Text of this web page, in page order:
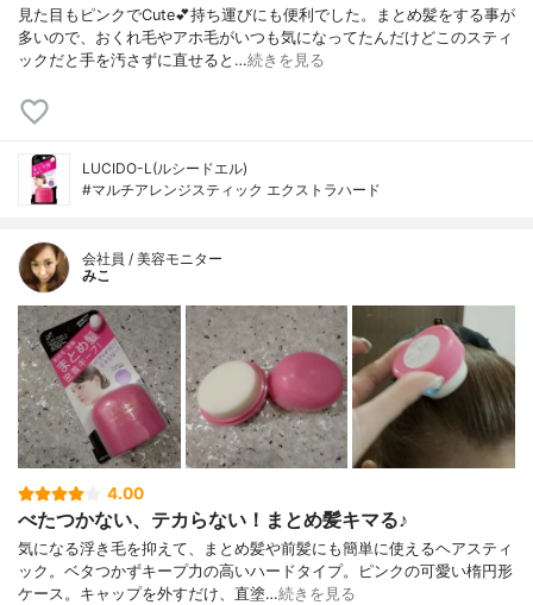
見た目もピンクでCute💕持ち運びにも便利でした。まとめ髪をする事が
多いので、おくれ毛やアホ毛がいつも気になってたんだけどこのスティ
ックだと手を汚さずに直せると…続きを見る
LUCIDO-L(ルシードエル)
#マルチアレンジスティック エクストラハード
会社員 / 美容モニター
みこ
4.00
べたつかない、テカらない！まとめ髪キマる♪
気になる浮き毛を抑えて、まとめ髪や前髪にも簡単に使えるヘアスティ
ック。ベタつかずキープ力の高いハードタイプ。ピンクの可愛い楕円形
ケース。キャップを外すだけ、直塗…続きを見る